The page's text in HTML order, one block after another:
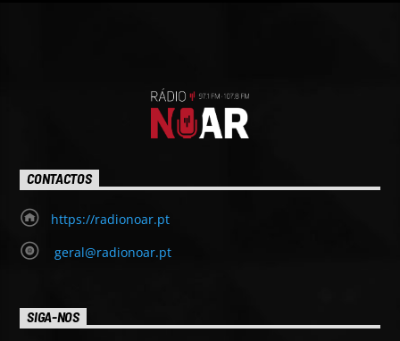
CONTACTOS
https://radionoar.pt
geral@radionoar.pt
SIGA-NOS